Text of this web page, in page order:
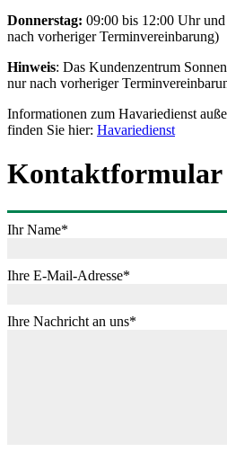
Donnerstag: 09:00 bis 12:00 Uhr
nach vorheriger Terminvereinbarung)
Hinweis: Das Kundenzentrum
nur nach vorheriger
Informationen zum Havariedienst
finden Sie hier: Havariedienst
Kontaktformular
Ihr Name
Ihre E-Mail-Adresse
Ihre Nachricht an uns